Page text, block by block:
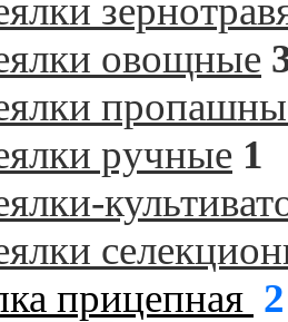
овощные
ручные 1
прицепная 2